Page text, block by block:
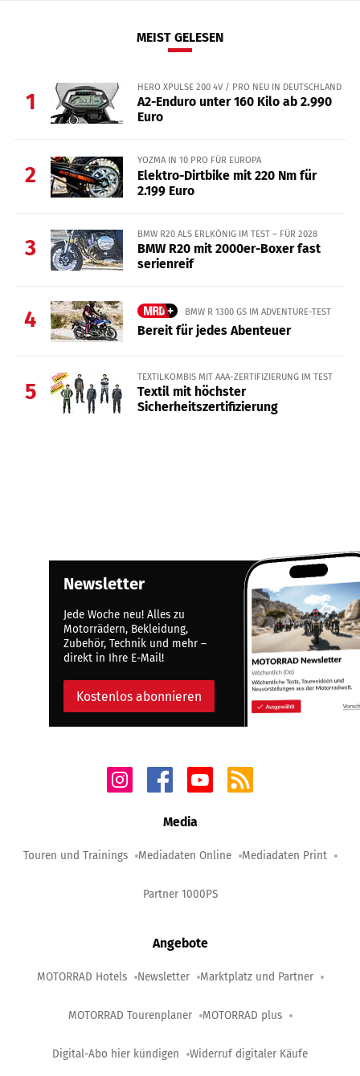
MEIST GELESEN
1
HERO XPULSE 200 4V / PRO NEU IN DEUTSCHLAND
A2-Enduro unter 160 Kilo ab 2.990
Euro
2
YOZMA IN 10 PRO FÜR EUROPA
Elektro-Dirtbike mit 220 Nm für
2.199 Euro
3
BMW R20 ALS ERLKÖNIG IM TEST – FÜR 2028
BMW R20 mit 2000er-Boxer fast
serienreif
4 BMW R 1300 GS IM ADVENTURE-TEST
Bereit für jedes Abenteuer
5
TEXTILKOMBIS MIT AAA-ZERTIFIZIERUNG IM TEST
Textil mit höchster
Sicherheitszertifizierung
Newsletter
Jede Woche neu! Alles zu
Motorrädern, Bekleidung,
Zubehör, Technik und mehr –
direkt in Ihre E-Mail!
Kostenlos abonnieren
Media
Touren und Trainings Mediadaten Online Mediadaten Print
Partner 1000PS
Angebote
MOTORRAD Hotels Newsletter Marktplatz und Partner
MOTORRAD Tourenplaner MOTORRAD plus
Digital-Abo hier kündigen Widerruf digitaler Käufe